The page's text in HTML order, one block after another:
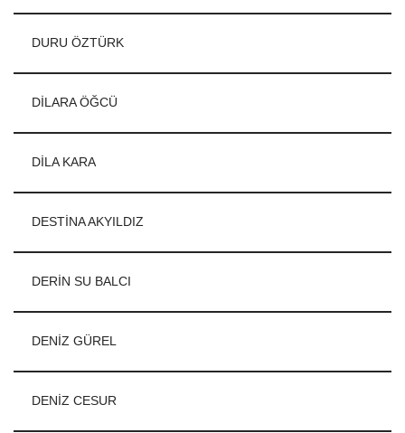
DURU ÖZTÜRK
DİLARA ÖĞCÜ
DİLA KARA
DESTİNA AKYILDIZ
DERİN SU BALCI
DENİZ GÜREL
DENİZ CESUR